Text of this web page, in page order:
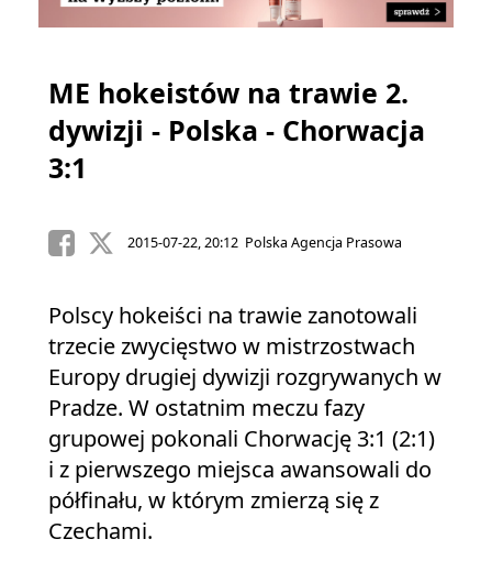
ME hokeistów na trawie 2.
dywizji - Polska - Chorwacja
3:1
2015-07-22, 20:12 Polska Agencja Prasowa
Polscy hokeiści na trawie zanotowali
trzecie zwycięstwo w mistrzostwach
Europy drugiej dywizji rozgrywanych w
Pradze. W ostatnim meczu fazy
grupowej pokonali Chorwację 3:1 (2:1)
i z pierwszego miejsca awansowali do
półfinału, w którym zmierzą się z
Czechami.